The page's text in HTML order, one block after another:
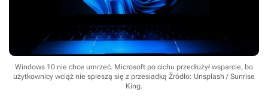
Windows 10 nie chce umrzeć. Microsoft po cichu przedłużył wsparcie, bo
użytkownicy wciąż nie spieszą się z przesiadką Źródło: Unsplash / Sunrise
King.